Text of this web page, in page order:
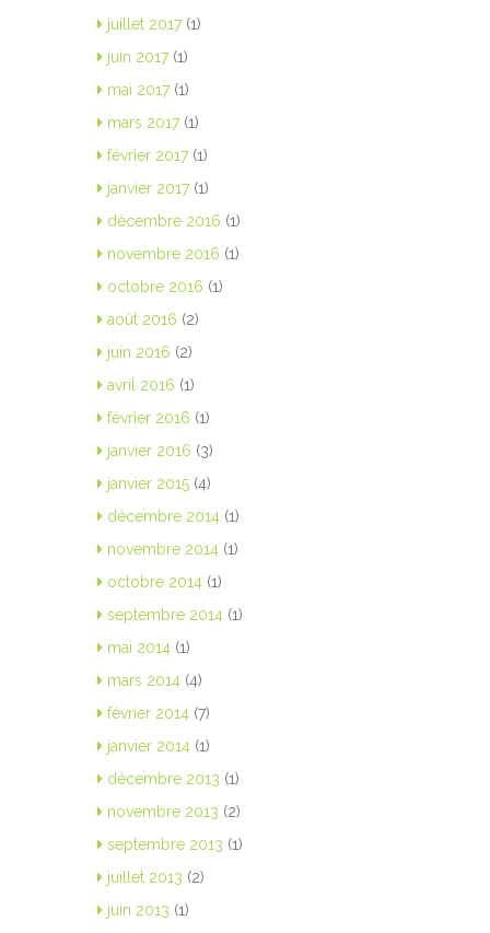
juillet 2017(1)
juin 2017(1)
mai 2017(1)
mars 2017(1)
février 2017(1)
janvier 2017(1)
décembre 2016 (1)
novembre 2016 (1)
octobre 2016 (1)
août 2016 (2)
juin 2016 (2)
avril 2016 (1)
février 2016 (1)
janvier 2016 (3)
janvier 2015 (4)
décembre 2014 (1)
novembre 2014 (1)
octobre 2014 (1)
septembre 2014 (1)
mai 2014 (1)
mars 2014 (4)
février 2014 (7)
janvier 2014 (1)
décembre 2013 (1)
novembre 2013 (2)
septembre 2013 (1)
juillet 2013 (2)
juin 2013 (1)